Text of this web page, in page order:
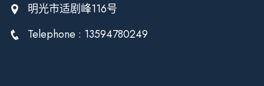
明光市适剧峰116号
Telephone : 13594780249